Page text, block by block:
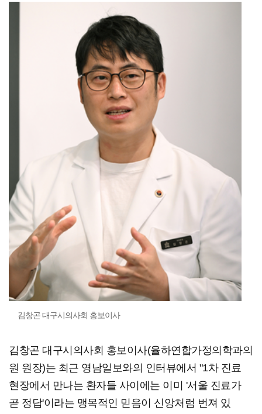
김창곤 대구시의사회 홍보이사
김창곤 대구시의사회 홍보이사(율하연합가정의학과의
원 원장)는 최근 영남일보와의 인터뷰에서 "1차 진료
현장에서 만나는 환자들 사이에는 이미 '서울 진료가
곧 정답'이라는 맹목적인 믿음이 신앙처럼 번져 있